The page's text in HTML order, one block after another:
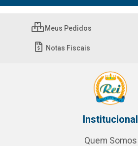
Meus Pedidos
Notas Fiscais
Institucional
Quem Somos